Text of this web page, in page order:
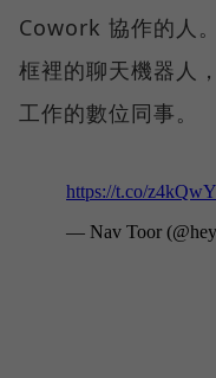
Cowork 協作的人
框裡的聊天機器人
工作的數位同事。